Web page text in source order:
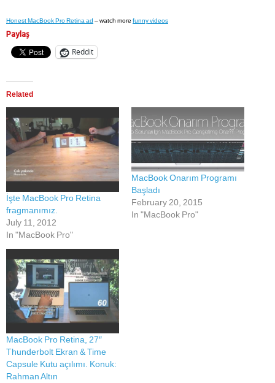
Honest MacBook Pro Retina ad – watch more funny videos
Paylaş
Reddit
Related
İşte MacBook Pro Retina
fragmanımız.
July 11, 2012
In "MacBook Pro"
MacBook Onarım Programı
Başladı
February 20, 2015
In "MacBook Pro"
MacBook Pro Retina, 27″
Thunderbolt Ekran & Time
Capsule Kutu açılımı. Konuk:
Rahman Altın